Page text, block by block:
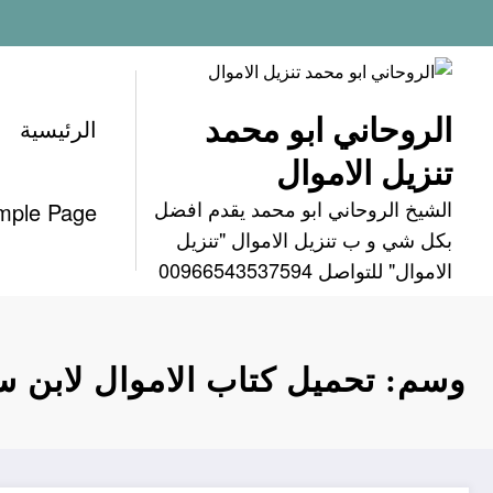
إلى
المحتوى
الروحاني ابو محمد
تنزيل الاموال
الشيخ الروحاني ابو محمد يقدم افضل
بكل شي و ب تنزيل الاموال "تنزيل
الاموال" للتواصل 00966543537594
الرئيسية
Page
وسم: تحميل كتاب الاموال لابن